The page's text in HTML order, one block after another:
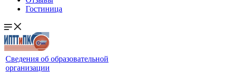
Гостиница
Сведения об образовательной
организации